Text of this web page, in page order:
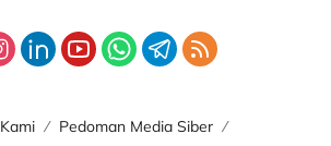
Pedoman Media Siber